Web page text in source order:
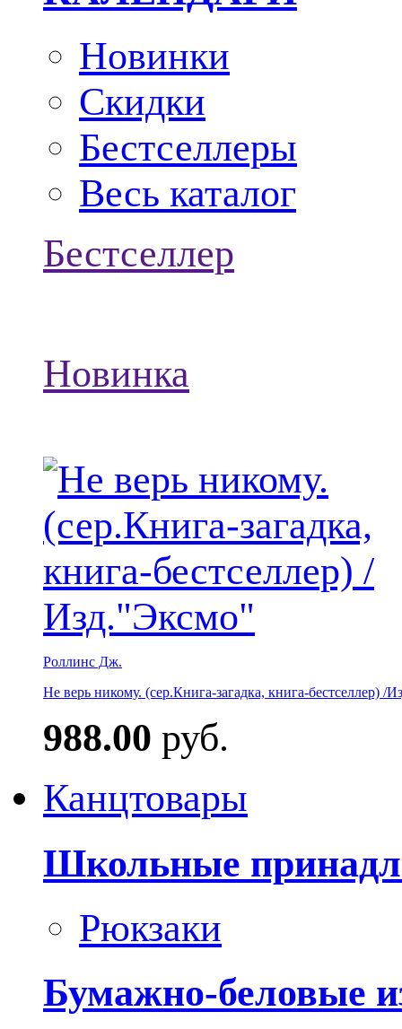
Новинки
Скидки
Бестселлеры
Весь каталог
Бестселлер
Новинка
Роллинс Дж.
Не верь никому. (сер.Книга-загадка, книга-бестселлер) /
988.00 руб.
Канцтовары
Школьные
Рюкзаки
Бумажно-беловые